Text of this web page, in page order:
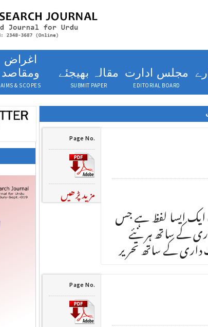
اغراض
ومقاصد
AIMS & SCOPES
مقالہ بھیجئے
SUBMIT PAPER
مجلس ادارت
EDITORIAL BOARD
ایک ایسا لفظ ہے جس
کے ساتھ ہر نئے
کے ساتھ تحریر
Page No.
مزید پڑھیں
Page No.